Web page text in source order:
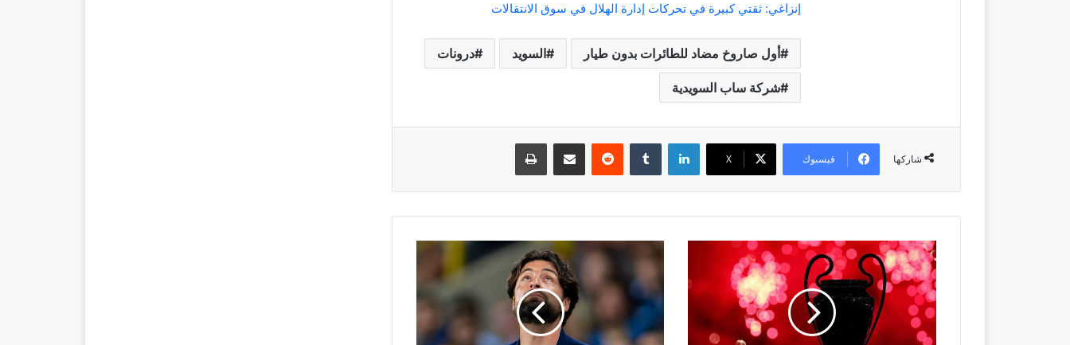
إنزاغي: ثقتي كبيرة في تحركات إدارة الهلال في سوق الانتقالات
أول صاروخ مضاد للطائرات بدون طيار السويد درونات
شركة ساب السويدية
شاركها فيسبوك ‫X
لينكدإن مشاركة عبر البريد طباعة
Champions
League
draw
2025-
26:
How
Russell
Martin's
mess
exposed
as
Rangers